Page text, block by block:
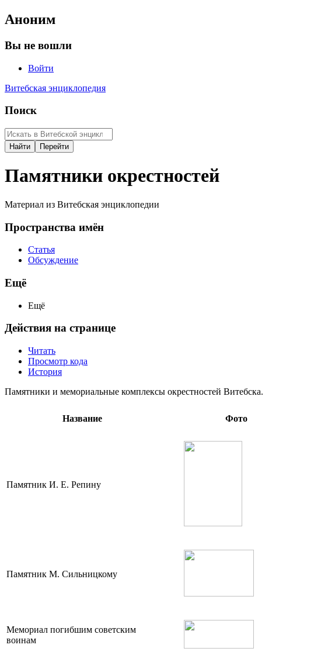
Аноним
Вы не вошли
Войти
Витебская энциклопедия
Поиск
Памятники окрестностей
Материал из Витебская энциклопедии
Пространства имён
Статья
Обсуждение
Ещё
Ещё
Действия на странице
Читать
Просмотр кода
История
Памятники и мемориальные комплексы окрестностей Витебска.
Название Фото
Памятник И. Е. Репину
Памятник М. Сильницкому
Мемориал погибшим советским
воинам